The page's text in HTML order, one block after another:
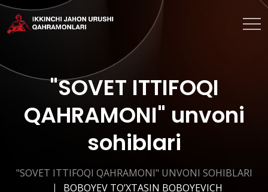
"SOVET ITTIFOQI
QAHRAMONI" unvoni
sohiblari
"SOVET ITTIFOQI QAHRAMONI" UNVONI SOHIBLARI
BOBOYEV TO’XTASIN BOBOYEVICH